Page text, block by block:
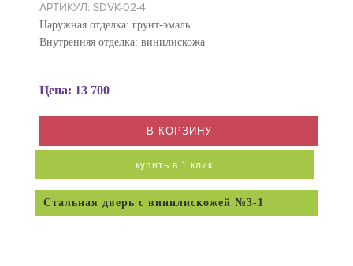
АРТИКУЛ: SDVK-02-4
Наружная отделка: грунт-эмаль
Внутренняя отделка: винилискожа
Цена: 13 700
В КОРЗИНУ
купить в 1 клик
Стальная дверь с винилискожей №3-1